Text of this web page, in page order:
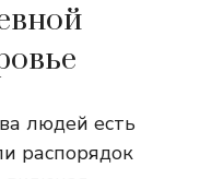
людей есть
распорядок